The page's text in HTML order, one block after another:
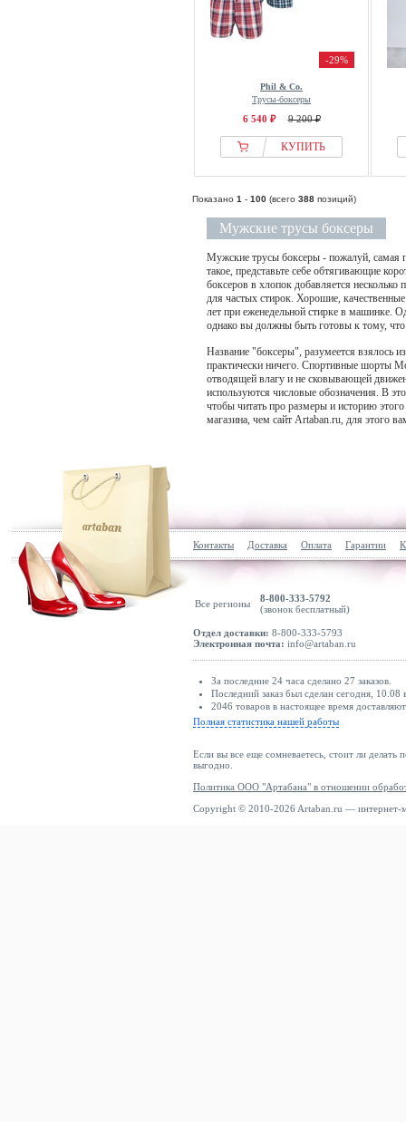
-29%
Phil & Co.
Трусы-боксеры
6 540 ₽ 9 200 ₽
КУПИТЬ
Показано 1 - 100 (всего 388 позиций)
Мужские трусы боксеры
Мужские трусы боксеры - пожалуй, самая
такое, представьте себе обтягивающие
боксеров в хлопок добавляется
для частых стирок. Хорошие,
лет при еженедельной стирке в машинке.
однако вы должны быть готовы к тому,
Название "боксеры", разумеется взялось
практически ничего. Спортивные шорты
отводящей влагу и не сковывающей
используются числовые обозначения. В
чтобы читать про размеры и историю
магазина, чем сайт Artaban.ru, для этого
Контакты Доставка Оплата Гарантии
Все регионы
8-800-333-5792
(звонок бесплатный)
Отдел доставки: 8-800-333-5793
Электронная почта: info@artaban.ru
За последние 24 часа сделано 27 заказов.
Последний заказ был сделан сегодня,
2046 товаров в настоящее время
Полная статистика нашей работы
Если вы все еще сомневаетесь, стоит ли делать
выгодно.
Политика ООО "Артабана" в отношении
Copyright © 2010-2026 Artaban.ru — интернет-